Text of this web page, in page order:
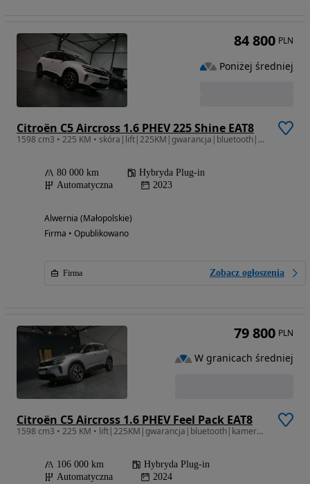
Citroën C5 Aircross 1.6 PHEV 225 Shine EAT8
1598 cm3 • 225 KM • skóra|lift|225KM|gwarancja|bluetooth|kamera cofania|android|tempomat
80 000 km
Hybryda Plug-in
Automatyczna
2023
Alwernia (Małopolskie)
Firma • Opublikowano
Firma Zobacz ogłoszenia
84 800 PLN
Poniżej średniej
Citroën C5 Aircross 1.6 PHEV Feel Pack EAT8
1598 cm3 • 225 KM • lift|225KM|gwarancja|bluetooth|kamera cofania|android|tempomat
106 000 km
Hybryda Plug-in
Automatyczna
2024
79 800 PLN
W granicach średniej